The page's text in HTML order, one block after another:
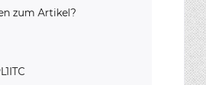
zum Artikel?